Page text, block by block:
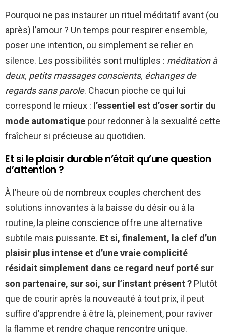
Pourquoi ne pas instaurer un rituel méditatif avant (ou
après) l’amour ? Un temps pour respirer ensemble,
poser une intention, ou simplement se relier en
silence. Les possibilités sont multiples : méditation à
deux, petits massages conscients, échanges de
regards sans parole. Chacun pioche ce qui lui
correspond le mieux : l’essentiel est d’oser sortir du
mode automatique pour redonner à la sexualité cette
fraîcheur si précieuse au quotidien.
Et si le plaisir durable n’était qu’une question
d’attention ?
À l’heure où de nombreux couples cherchent des
solutions innovantes à la baisse du désir ou à la
routine, la pleine conscience offre une alternative
subtile mais puissante. Et si, finalement, la clef d’un
plaisir plus intense et d’une vraie complicité
résidait simplement dans ce regard neuf porté sur
son partenaire, sur soi, sur l’instant présent ? Plutôt
que de courir après la nouveauté à tout prix, il peut
suffire d’apprendre à être là, pleinement, pour raviver
la flamme et rendre chaque rencontre unique.